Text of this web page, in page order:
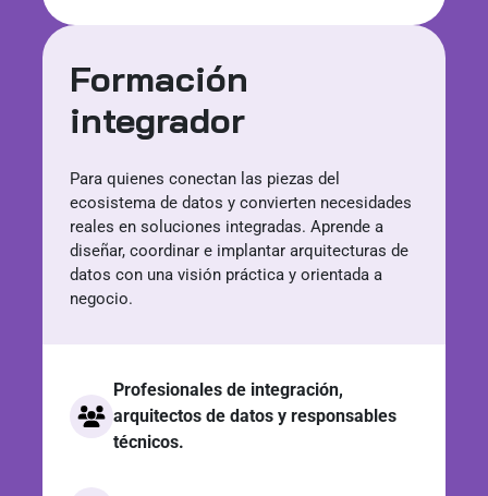
Formación
integrador
Para quienes conectan las piezas del
ecosistema de datos y convierten necesidades
reales en soluciones integradas. Aprende a
diseñar, coordinar e implantar arquitecturas de
datos con una visión práctica y orientada a
negocio.
Profesionales de integración,
arquitectos de datos y responsables
técnicos.